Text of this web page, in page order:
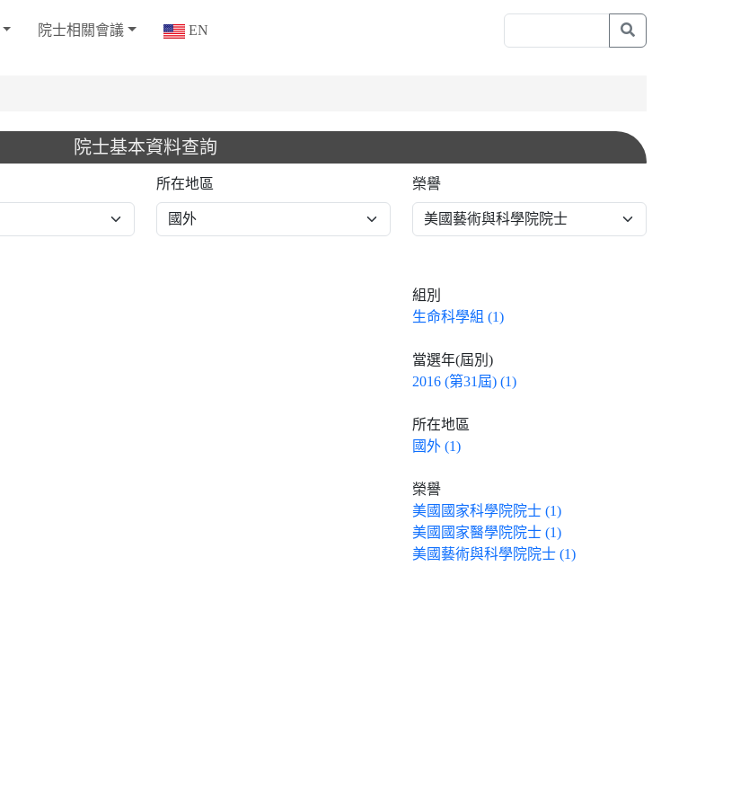
院士相關會議 EN
院士基本資料查詢
所在地區 榮譽
組別
生命科學組 (1)
當選年(屆別)
2016 (第31屆) (1)
所在地區
國外 (1)
榮譽
美國國家科學院院士 (1)
美國國家醫學院院士 (1)
美國藝術與科學院院士 (1)